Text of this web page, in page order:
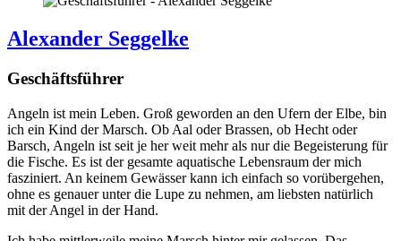
Alexander Seggelke
Geschäftsführer
Angeln ist mein Leben. Groß geworden an den Ufern der Elbe, bin
ich ein Kind der Marsch. Ob Aal oder Brassen, ob Hecht oder
Barsch, Angeln ist seit je her weit mehr als nur die Begeisterung für
die Fische. Es ist der gesamte aquatische Lebensraum der mich
fasziniert. An keinem Gewässer kann ich einfach so vorübergehen,
ohne es genauer unter die Lupe zu nehmen, am liebsten natürlich
mit der Angel in der Hand.